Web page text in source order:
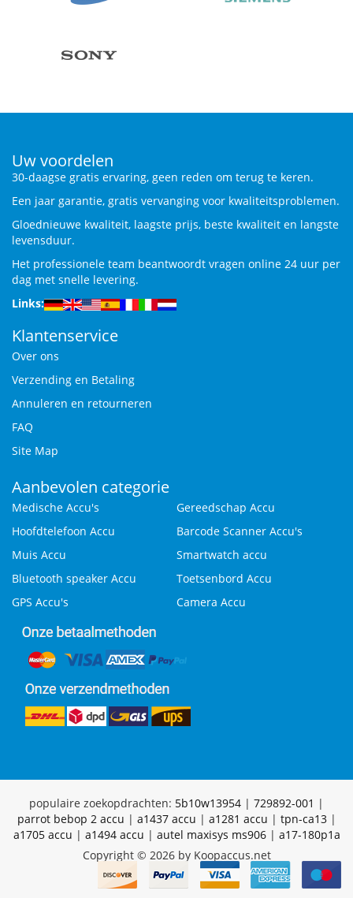
Uw voordelen
30-daagse gratis ervaring, geen reden om terug te keren.
Een jaar garantie, gratis vervanging voor kwaliteitsproblemen.
Gloednieuwe kwaliteit, laagste prijs, beste kwaliteit en langste
levensduur.
Het professionele team beantwoordt vragen online 24 uur per
dag met snelle levering.
Links:
Klantenservice
Over ons
Verzending en Betaling
Annuleren en retourneren
FAQ
Site Map
Aanbevolen categorie
Medische Accu's
Gereedschap Accu
Hoofdtelefoon Accu
Barcode Scanner Accu's
Muis Accu
Smartwatch accu
Bluetooth speaker Accu
Toetsenbord Accu
GPS Accu's
Camera Accu
populaire zoekopdrachten: 5b10w13954 | 729892-001 |
parrot bebop 2 accu | a1437 accu | a1281 accu | tpn-ca13|
a1705 accu | a1494 accu | autel maxisys ms906| a17-180p1a
Copyright © 2026 by Koopaccus.net